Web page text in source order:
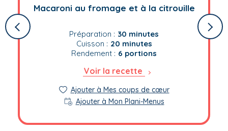
Le
Le
Macaroni au fromage et à la citrouille
Préparation : 30 minutes
Cuisson : 20 minutes
Rendement : 6 portions
Voir la recette
Ajouter à Mes coups de cœur
Ajouter à Mon Plani-Menus